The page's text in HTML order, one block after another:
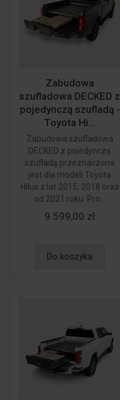
Zabudowa
szufladowa DECKED z
pojedynczą szufladą -
Toyota Hi...
Zabudowa szufladowa
DECKED z pojedynczą
szufladą przeznaczona
jest dla modeli Toyota
Hilux z lat 2015, 2018 oraz
od 2021 roku. Pro...
9 599,00 zł
Do koszyka